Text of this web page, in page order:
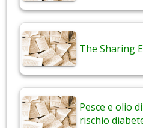
The Sharing
Pesce e olio
rischio